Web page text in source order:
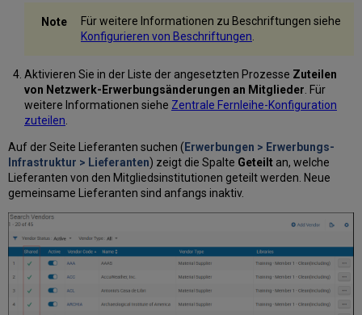
Für weitere Informationen zu Beschriftungen siehe
Konfigurieren von Beschriftungen
Aktivieren Sie in der Liste der angesetzten Prozesse Zuteilen
von Netzwerk-Erwerbungsänderungen an Mitglieder . Für
weitere Informationen siehe Zentrale Fernleihe-Konfiguration
zuteilen
Auf der Seite Lieferanten suchen ( Erwerbungen > Erwerbungs-
Infrastruktur > Lieferanten) zeigt die Spalte Geteilt an, welche
Lieferanten von den Mitgliedsinstitutionen geteilt werden. Neue
gemeinsame Lieferanten sind anfangs inaktiv.